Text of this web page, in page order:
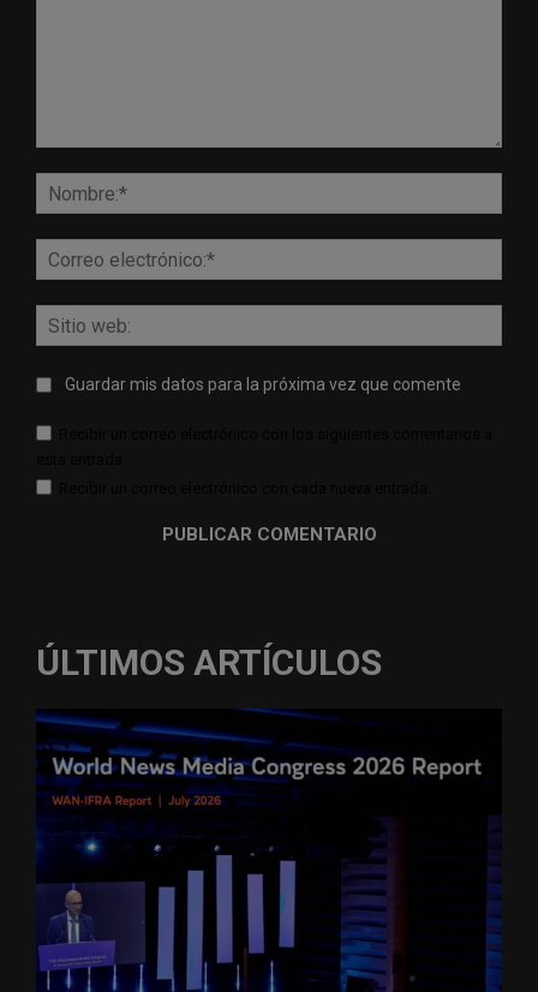
web:
Guardar mis datos para la próxima vez que comente
ÚLTIMOS ARTÍCULOS